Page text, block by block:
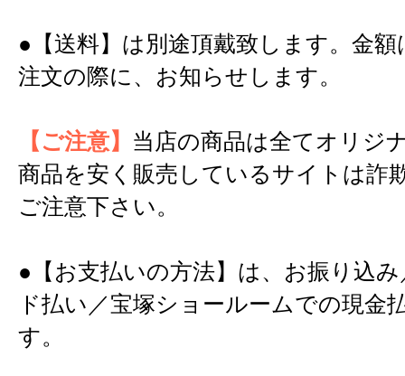
●【送料】は別途頂戴致します。金
注文の際に、お知らせします。
【ご注意】 当店の商品は全てオリジ
商品を安く販売しているサイトは詐
ご注意下さい。
●【お支払いの方法】は、お振り込
ド払い／宝塚ショールームでの現金
す。